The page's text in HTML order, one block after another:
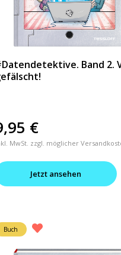
Band 2.
€
MwSt. zzgl. möglicher
Jetzt ansehen
Buch